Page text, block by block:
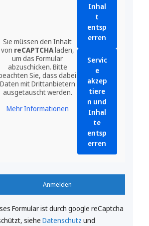
Sie müssen den Inhalt
von reCAPTCHAladen,
um das Formular
abzuschicken. Bitte
Sie, dass dabei
Daten mit Drittanbietern
ausgetauscht werden.
Mehr Informationen
Inhal
t
entsp
erren
Servic
e
akzep
tiere
n und
Inhal
te
entsp
erren
Anmelden
Formular ist durch google reCaptcha
siehe Datenschutz und